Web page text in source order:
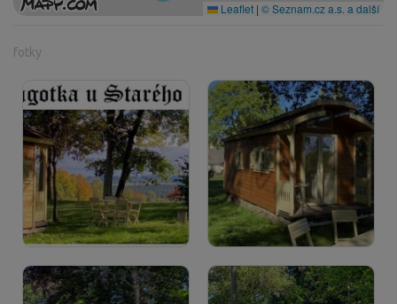
Leaflet | © Seznam.cz a.s. a další
fotky